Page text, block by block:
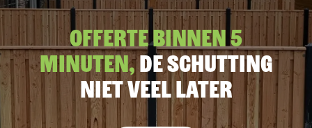
Offerte binnen 5
minuten,De schutting
niet veel later